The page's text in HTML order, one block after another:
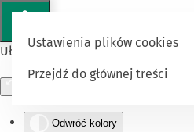
Ułatwienia dostępu
Odwróć kolory
Ustawienia plików cookies
Przejdź do głównej treści